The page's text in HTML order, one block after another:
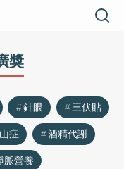
獎
針眼
三伏貼
症
酒精代謝
脈營養